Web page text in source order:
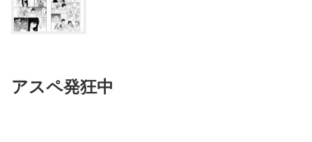
アスペ発狂中